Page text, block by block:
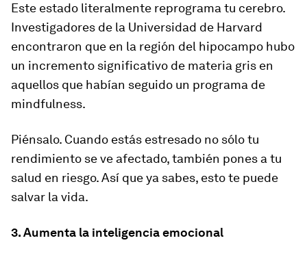
Este estado literalmente reprograma tu cerebro.
Investigadores de la Universidad de Harvard
encontraron que en la región del hipocampo hubo
un incremento significativo de materia gris en
aquellos que habían seguido un programa de
mindfulness.
Piénsalo. Cuando estás estresado no sólo tu
rendimiento se ve afectado, también pones a tu
salud en riesgo. Así que ya sabes, esto te puede
salvar la vida.
3. Aumenta la inteligencia emocional